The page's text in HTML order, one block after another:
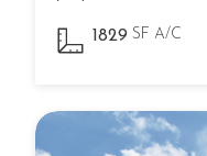
1829 SF A/C